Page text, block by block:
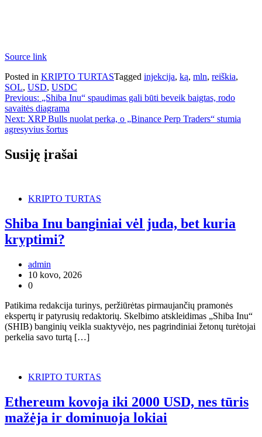
Source link
Posted in KRIPTO TURTASTagged injekcija, ką, mln, reiškia,
SOL, USD, USDC
Navigacija
tarp
įrašų
Previous: „Shiba Inu“ spaudimas gali būti beveik baigtas, rodo
savaitės diagrama
Next: XRP Bulls nuolat perka, o „Binance Perp Traders“ stumia
agresyvius šortus
Susiję įrašai
KRIPTO TURTAS
Shiba Inu banginiai vėl juda, bet kuria
kryptimi?
admin
10 kovo, 2026
0
Patikima redakcija turinys, peržiūrėtas pirmaujančių pramonės
ekspertų ir patyrusių redaktorių. Skelbimo atskleidimas „Shiba Inu“
(SHIB) banginių veikla suaktyvėjo, nes pagrindiniai žetonų turėtojai
perkelia savo turtą […]
KRIPTO TURTAS
Ethereum kovoja iki 2000 USD, nes tūris
mažėja ir dominuoja lokiai